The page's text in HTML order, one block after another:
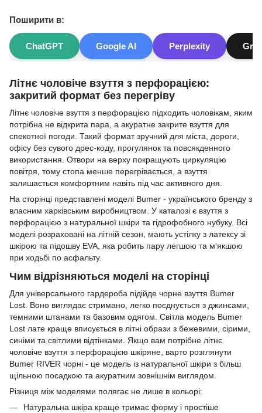
Літнє чоловіче взуття з перфорацією:
закритий формат без перегріву
Літнє чоловіче взуття з перфорацією підходить чоловікам, яким
потрібна не відкрита пара, а акуратне закрите взуття для
спекотної погоди. Такий формат зручний для міста, дороги,
офісу без сувого дрес-коду, прогулянок та повсякденного
використання. Отвори на верху покращують циркуляцію
повітря, тому стопа менше перегрівається, а взуття
залишається комфортним навіть під час активного дня.
На сторінці представлені моделі Bumer - українського бренду з
власним харківським виробництвом. У каталозі є взуття з
перфорацією з натуральної шкіри та гідрофобного нубуку. Всі
моделі розраховані на літній сезон, мають устілку з латексу зі
шкірою та підошву EVA, яка робить пару легшою та м'якшою
при ходьбі по асфальту.
Чим відрізняються моделі на сторінці
Для універсального гардероба підійде чорне взуття Bumer
Lost. Воно виглядає стримано, легко поєднується з джинсами,
темними штанами та базовим одягом. Світла модель Bumer
Lost лате краще вписується в літні образи з бежевими, сірими,
синіми та світлими відтінками. Якщо вам потрібне літнє
чоловіче взуття з перфорацією шкіряне, варто розглянути
Bumer RIVER чорні - це модель із натуральної шкіри з більш
щільною посадкою та акуратним зовнішнім виглядом.
Різниця між моделями полягає не лише в кольорі:
Натуральна шкіра краще тримає форму і простіше
Поширити в:
ChatGPT Google AI Perplexity